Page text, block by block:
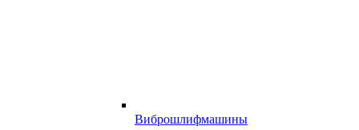
Виброшлифмашины